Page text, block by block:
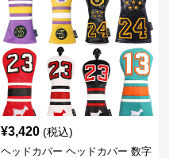
¥3,420 (税込)
ヘッドカバー ヘッドカバー 数字